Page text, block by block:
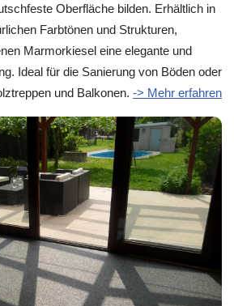
Oberfläche bilden. Erhältlich in
Farbtönen und Strukturen,
Marmorkiesel eine elegante und
Ideal für die Sanierung von Böden oder
und Balkonen. -> Mehr erfahren